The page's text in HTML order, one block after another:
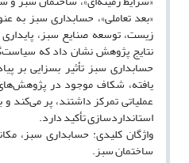
«بعد تعاملی»، حسابداری سبز به
زیست، توسعه صنایع سبز،
نتایج پژوهش نشان داد که
حسابداری سبز تأثیر بسزایی بر
یافته، شکاف موجود در
عملیاتی تمرکز داشتند، پر می‌کند
استانداردسازی تأکید دارد.
واژگان کلیدی: حسابداری سبز،
ساختمان سبز.